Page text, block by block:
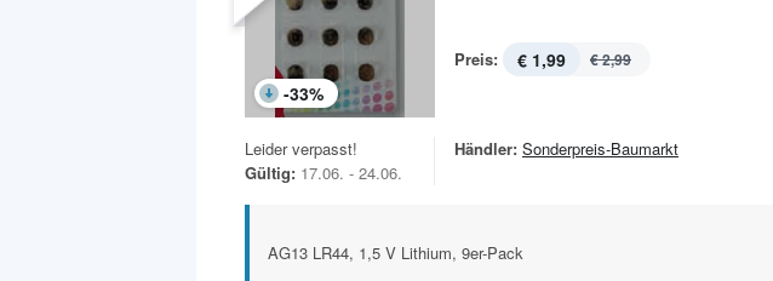
-33%
Preis: € 1,99 € 2,99
Leider verpasst!
Gültig: 17.06. - 24.06.
Händler: Sonderpreis-Baumarkt
AG13 LR44, 1,5 V Lithium, 9er-Pack